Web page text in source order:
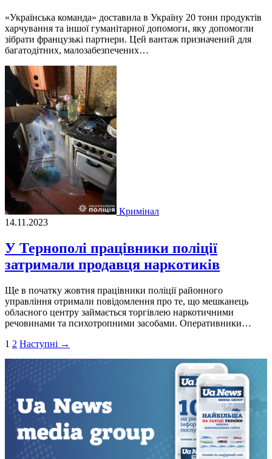
«Українська команда» доставила в Україну 20 тонн продуктiв
харчування та iншої гуманiтарної допомоги, яку допомогли
зiбрати французькi партнери. Цей вантаж призначений для
багатодiтних, малозабезпечених…
Кримінал
14.11.2023
У Тернополі працівники поліції
затримали продавця наркотиків
Ще в початку жовтня працівники поліції районного
управління отримали повідомлення про те, що мешканець
обласного центру займається торгівлею наркотичними
речовинами та психотропними засобами. Оперативники…
Пагінація
записів
1 2 Наступні →